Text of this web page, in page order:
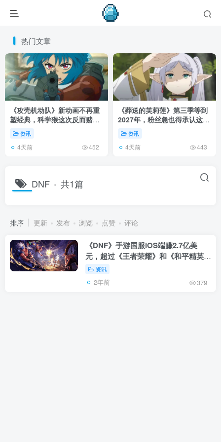
热门文章
《攻壳机动队》新动画不再重
塑经典，科学猴这次反而赌对
了！资讯
4天前 452
《葬送的芙莉莲》第三季等到
2027年，粉丝急也得承认这次
慢得有道理！
资讯
4天前 443
DNF 共1篇
排序 更新 发布 浏览 点赞 评论
《DNF》手游国服iOS端赚2.7亿美
元，超过《王者荣耀》和《和平精英》
同期收入总和
资讯
2年前 379